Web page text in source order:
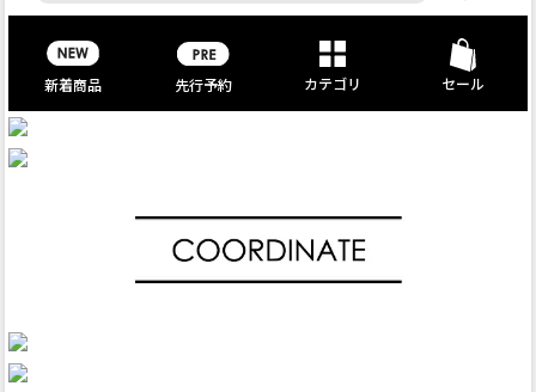
新着商品 先行予約 カテゴリ セール